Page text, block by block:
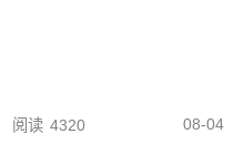
阅读 4320 08-04